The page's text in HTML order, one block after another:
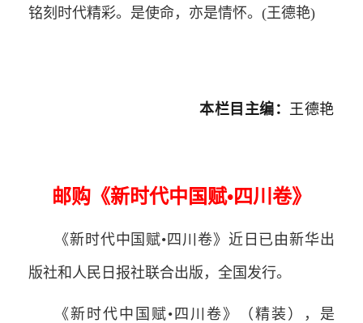
铭刻时代精彩。是使命，亦是情怀。(王德艳)
本栏目主编： 王德艳
邮购《新时代中国赋•四川卷》
《新时代中国赋•四川卷》近日已由新华出
版社和人民日报社联合出版，全国发行。
《新时代中国赋•四川卷》（精装），是